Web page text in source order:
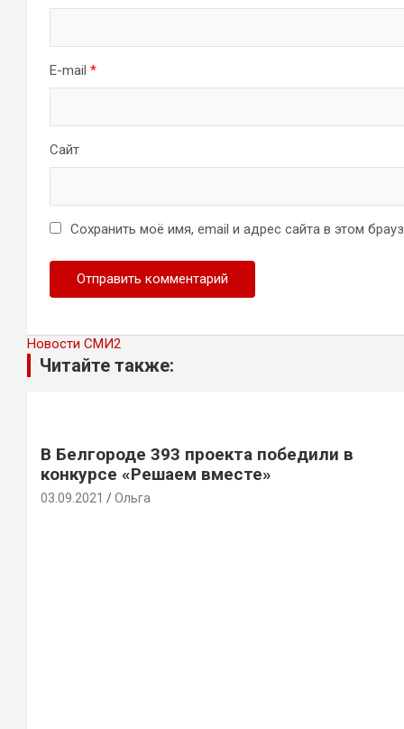
E-mail *
Сайт
Сохранить моё имя, email и адрес сайта в этом
Новости СМИ2
Читайте также:
В Белгороде 393 проекта победили в
конкурсе «Решаем вместе»
03.09.2021 Ольга